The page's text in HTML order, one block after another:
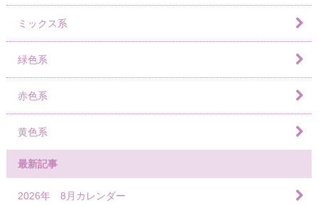
ミックス系
緑色系
赤色系
黄色系
最新記事
2026年 8月カレンダー